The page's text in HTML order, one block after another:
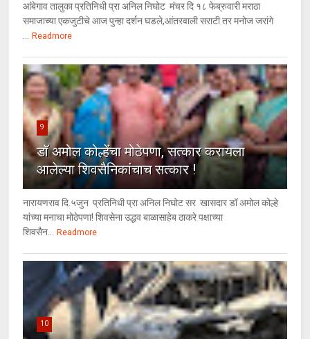
आंबेगाव तालुका प्रतिनिधी प्रा अनिल निघोट मंचर दि १८ फेब्रुवारी मराठा
समाजाच्या एकजुटीचे आज पुन्हा दर्शन घडले,आंतरवाली सराटी तर मनोज जरांगे
... Readmore
9
डॉ अमोल कोल्हेंचा मोठेपणा, सत्कार करायला
आलेल्या शिवसैनिकांचाच सत्कार !
नारायणराव दि.५जुन प्रतिनिधी प्रा अनिल निघोट सर खासदार डॉ अमोल कोल्हे
यांच्या मनाचा मोठेपणा! शिवसेना उद्धव बाळासाहेब ठाकरे पक्षाच्या
शिवसैन... Readmore
10